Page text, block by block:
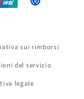
sui rimborsi
del servizio
legale